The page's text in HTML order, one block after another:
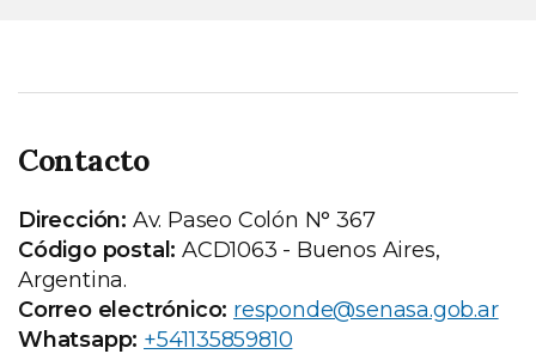
Contacto
Dirección: Av. Paseo Colón N° 367
Código postal: ACD1063 - Buenos Aires,
Argentina.
Correo electrónico: responde@senasa.gob.ar
Whatsapp: +541135859810